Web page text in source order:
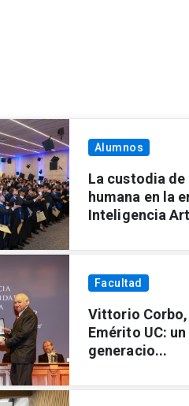
Alumnos
La custodia
humana en la
Inteligencia
Facultad
Vittorio
Emérito UC:
generacio...